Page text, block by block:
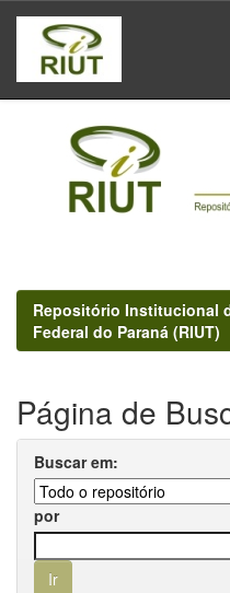
Skip
navigation
Repositório Institucional
Federal do Paraná (RIUT)
Página de
Buscar em:
por